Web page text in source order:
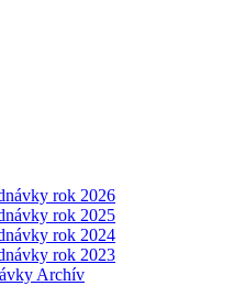
rok 2026
rok 2025
rok 2024
rok 2023
Archív